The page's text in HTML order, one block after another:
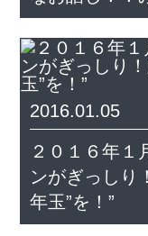
2016.01.05
２０１６年１
ンがぎっしり
年玉”を！”